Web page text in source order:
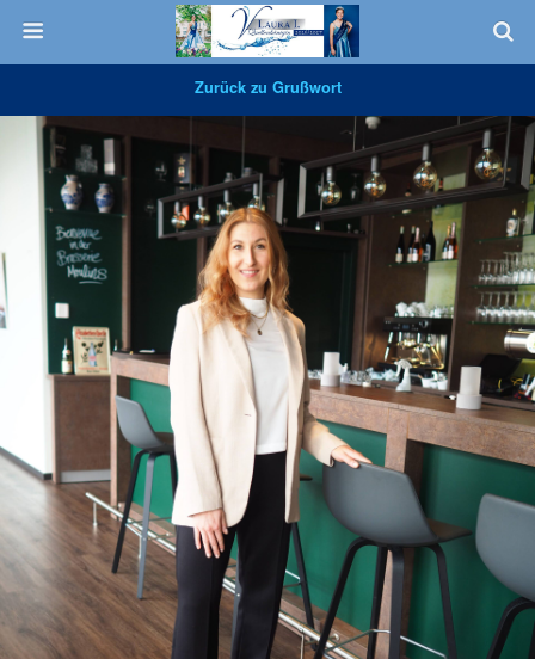
Zurück zu Grußwort